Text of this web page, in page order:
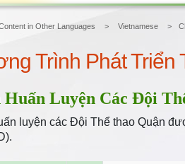
in Other Languages Vietnamese
Trình Phát Triển
Luyện Các Đội
luyện các Đội Thể thao Quận